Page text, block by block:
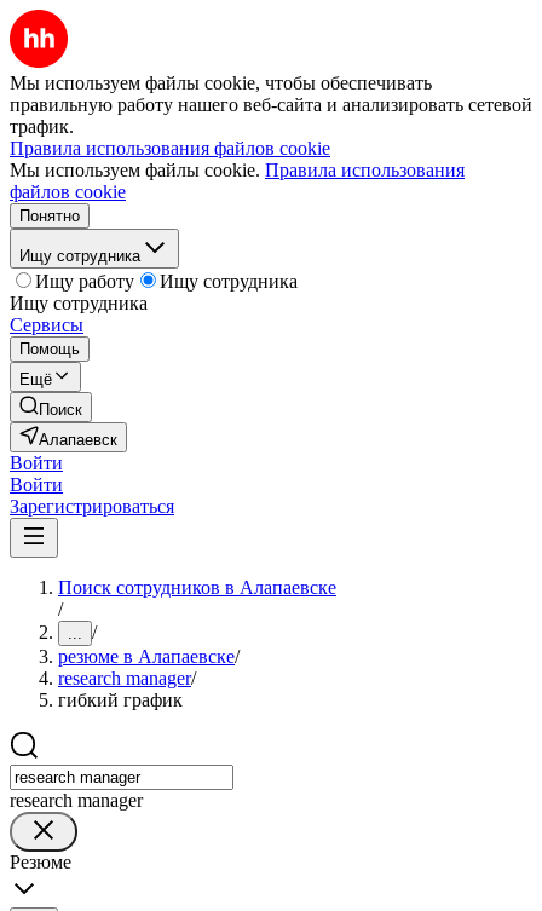
Мы используем файлы cookie, чтобы обеспечивать
правильную работу нашего веб-сайта и анализировать сетевой
трафик.
Правила использования файлов cookie
Мы используем файлы cookie. Правила использования
файлов cookie
Понятно
Ищу сотрудника
Ищу работу
Ищу сотрудника
Ищу сотрудника
Сервисы
Помощь
Ещё
Поиск
Алапаевск
Войти
Войти
Зарегистрироваться
Поиск сотрудников в Алапаевске
/
... /
резюме в Алапаевске/
research manager/
гибкий график
research manager
Резюме